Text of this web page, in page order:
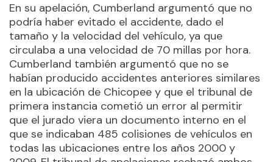
En su apelación, Cumberland argumentó que no
podría haber evitado el accidente, dado el
tamaño y la velocidad del vehículo, ya que
circulaba a una velocidad de 70 millas por hora.
Cumberland también argumentó que no se
habían producido accidentes anteriores similares
en la ubicación de Chicopee y que el tribunal de
primera instancia cometió un error al permitir
que el jurado viera un documento interno en el
que se indicaban 485 colisiones de vehículos en
todas las ubicaciones entre los años 2000 y